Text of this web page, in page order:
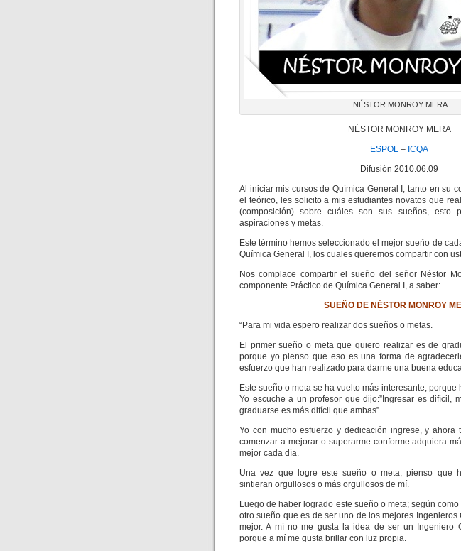
NÉSTOR MONROY MERA
NÉSTOR MONROY MERA
ESPOL – ICQA
Difusión 2010.06.09
Al iniciar mis cursos de Química General I, tanto en su
el teórico, les solicito a mis estudiantes novatos que
(composición) sobre cuáles son sus sueños, esto
aspiraciones y metas.
Este término hemos seleccionado el mejor sueño de
Química General I, los cuales queremos compartir con
Nos complace compartir el sueño del señor Néstor
componente Práctico de Química General I, a saber:
SUEÑO DE NÉSTOR MONROY
“Para mi vida espero realizar dos sueños o metas.
El primer sueño o meta que quiero realizar es de
porque yo pienso que eso es una forma de
esfuerzo que han realizado para darme una buena
Este sueño o meta se ha vuelto más interesante, porque
Yo escuche a un profesor que dijo:”Ingresar es difícil,
graduarse es más difícil que ambas”.
Yo con mucho esfuerzo y dedicación ingrese, y ahora
comenzar a mejorar o superarme conforme adquiera
mejor cada día.
Una vez que logre este sueño o meta, pienso que
sintieran orgullosos o más orgullosos de mí.
Luego de haber logrado este sueño o meta; según
otro sueño que es de ser uno de los mejores Ingenieros
mejor. A mí no me gusta la idea de ser un Ingeniero
porque a mí me gusta brillar con luz propia.